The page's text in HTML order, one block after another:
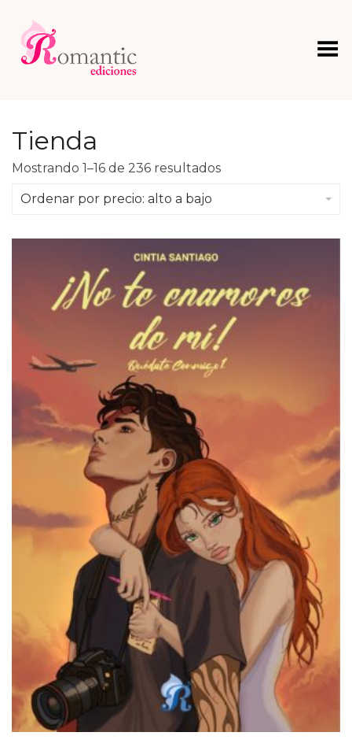
Menú
Tienda
Mostrando 1–16 de 236 resultadosOrdenado
Ordenar por precio: alto a bajo